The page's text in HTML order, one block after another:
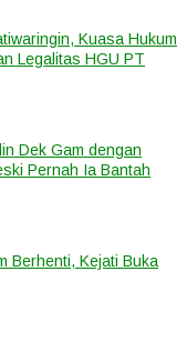
Kuasa Hukum
Legalitas HGU PT
Dek Gam dengan
Pernah Ia Bantah
Berhenti, Kejati Buka